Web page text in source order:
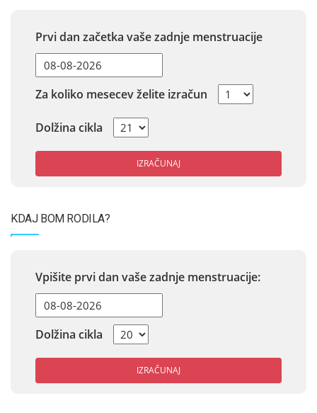
Prvi dan začetka vaše zadnje menstruacije
Za koliko mesecev želite izračun
Dolžina cikla
IZRAČUNAJ
KDAJ BOM RODILA?
Vpišite prvi dan vaše zadnje menstruacije:
Dolžina cikla
IZRAČUNAJ